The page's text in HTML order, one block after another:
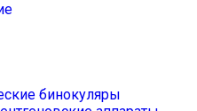
бинокуляры